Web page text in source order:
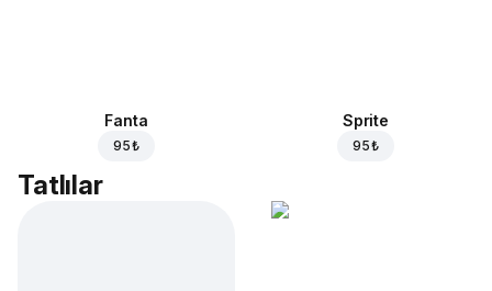
Fanta
95 ₺
Sprite
95 ₺
Tatlılar